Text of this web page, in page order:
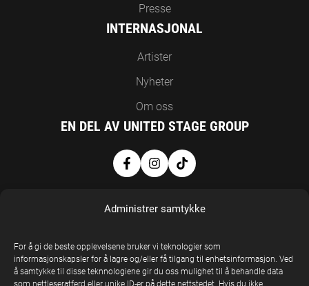
Administrer samtykke
For å gi de beste opplevelsene bruker vi teknologier som
informasjonskapsler for å lagre og/eller få tilgang til enhetsinformasjon. Ved
å samtykke til disse teknnologiene gir du oss mulighet til å behandle data
som nettleseratferd eller unike ID-er på dette nettstedet. Hvis du ikke
Presse
INTERNASJONAL
Artister
Nyheter
Om oss
EN DEL AV UNITED STAGE GROUP
United Stage